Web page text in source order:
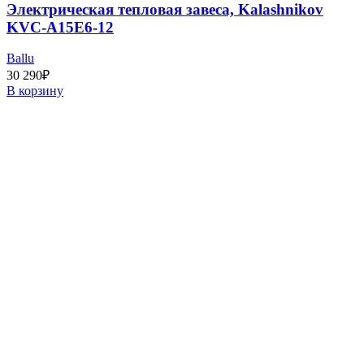
Электрическая тепловая завеса, Kalashnikov
KVC-A15E6-12
Ballu
30 290₽
В корзину